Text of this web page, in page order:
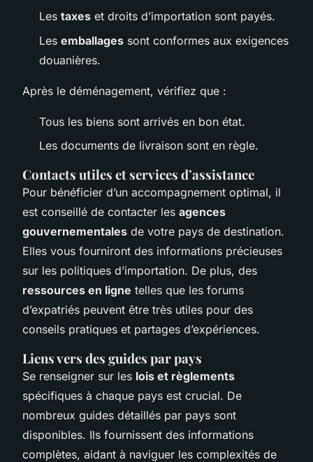
Les taxes et droits d’importation sont payés.
Les emballages sont conformes aux exigences
douanières.
Après le déménagement, vérifiez que :
Tous les biens sont arrivés en bon état.
Les documents de livraison sont en règle.
Contacts utiles et services d’assistance
Pour bénéficier d’un accompagnement optimal, il
est conseillé de contacter les agences
gouvernementales de votre pays de destination.
Elles vous fourniront des informations précieuses
sur les politiques d’importation. De plus, des
ressources en ligne telles que les forums
d’expatriés peuvent être très utiles pour des
conseils pratiques et partages d’expériences.
Liens vers des guides par pays
Se renseigner sur les lois et règlements
spécifiques à chaque pays est crucial. De
nombreux guides détaillés par pays sont
disponibles. Ils fournissent des informations
complètes, aidant à naviguer les complexités de